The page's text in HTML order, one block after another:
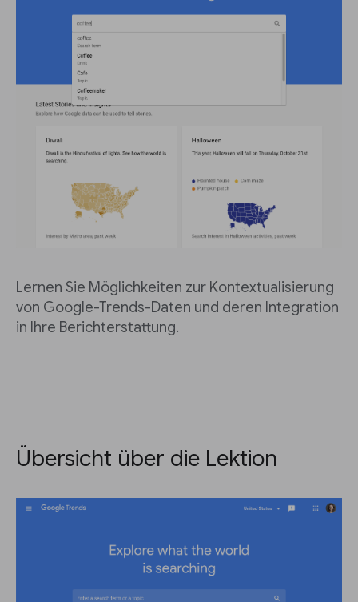
Lernen Sie Möglichkeiten zur Kontextualisierung
von Google-Trends-Daten und deren Integration
in Ihre Berichterstattung.
Übersicht über die Lektion